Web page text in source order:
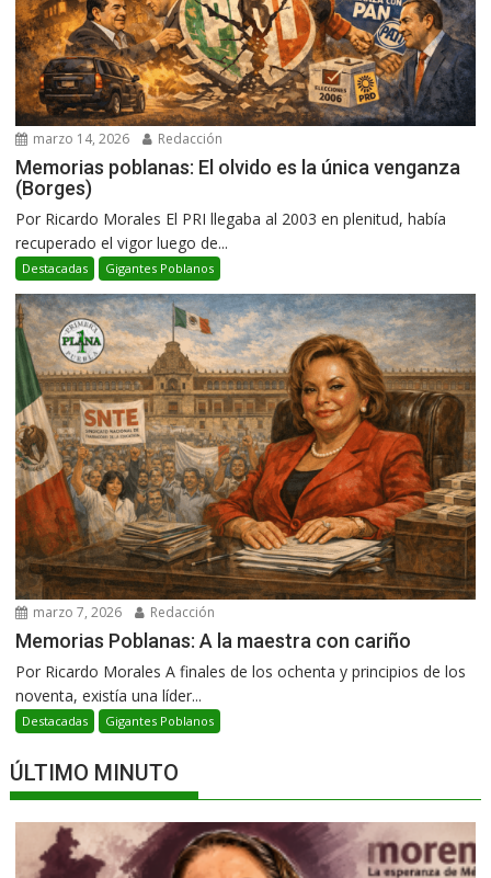
marzo 14, 2026 Redacción
Memorias poblanas: El olvido es la única venganza
(Borges)
Por Ricardo Morales El PRI llegaba al 2003 en plenitud, había
recuperado el vigor luego de...
Destacadas Gigantes Poblanos
marzo 7, 2026 Redacción
Memorias Poblanas: A la maestra con cariño
Por Ricardo Morales A finales de los ochenta y principios de los
noventa, existía una líder...
Destacadas Gigantes Poblanos
ÚLTIMO MINUTO